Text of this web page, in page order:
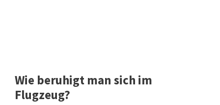
Wie beruhigt man sich im
Flugzeug?